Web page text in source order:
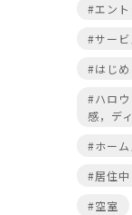
#エント
#サービ
#はじめ
#ハロ
感，デ
#ホー
#居住中
#空室